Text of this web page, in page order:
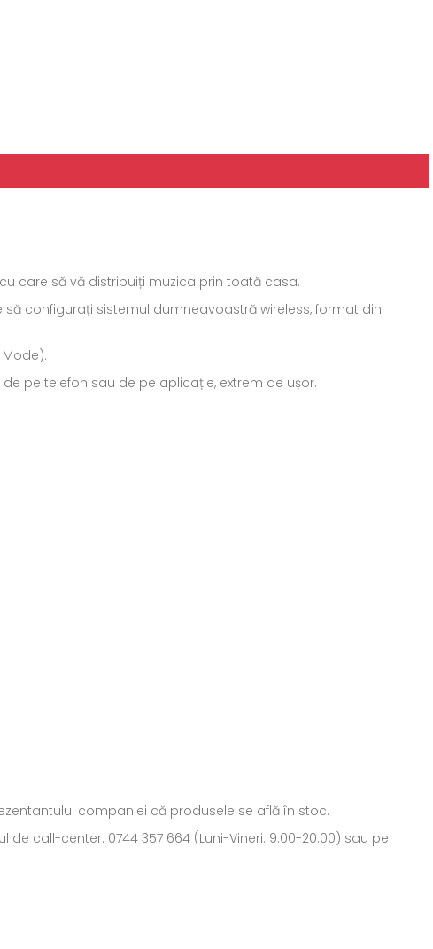
care să vă distribuiți muzica prin toată casa.
configurați sistemul dumneavoastră wireless, format din
pe telefon sau de pe aplicație, extrem de ușor.
companiei că produsele se află în stoc.
de call-center: 0744 357 664 (Luni-Vineri: 9.00-20.00) sau pe